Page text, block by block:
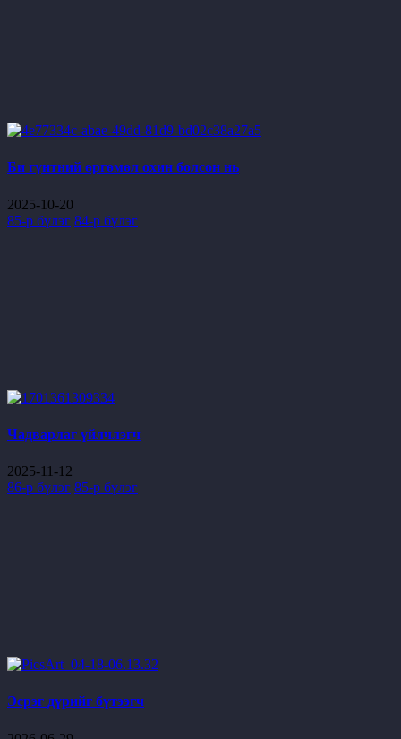
Би гүнтний өргөмөл охин болсон нь
2025-10-20
85-р бүлэг 84-р бүлэг
Чадварлаг үйлчлэгч
2025-11-12
86-р бүлэг 85-р бүлэг
Эсрэг дүрийг бүтээгч